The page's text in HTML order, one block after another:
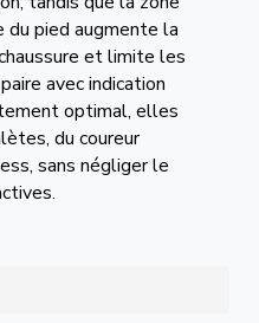
du pied augmente la
et limite les
avec indication
optimal, elles
du coureur
sans négliger le